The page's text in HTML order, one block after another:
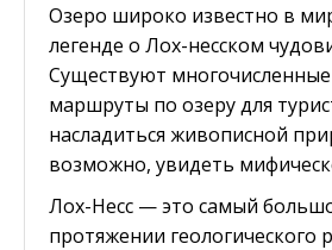
Озеро широко известно в
легенде о Лох-несском
Существуют
маршруты по озеру для
насладиться живописной
возможно, увидеть
Лох-Несс — это самый
протяжении геологического